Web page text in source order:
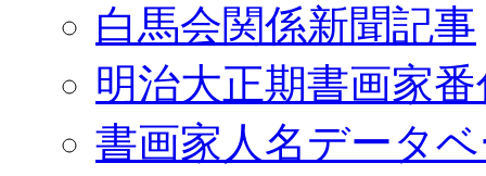
白馬会関係新聞記事
明治大正期書画家
書画家人名データ